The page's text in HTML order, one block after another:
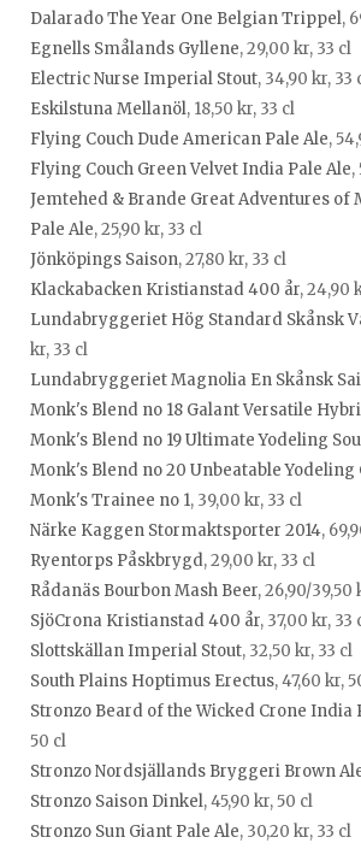
Dalarado The Year One Belgian Trippel,
Egnells Smålands Gyllene, 29,00 kr, 33 cl
Electric Nurse Imperial Stout, 34,90 kr, 33
Eskilstuna Mellanöl, 18,50 kr, 33 cl
Flying Couch Dude American Pale Ale,
Flying Couch Green Velvet India Pale Ale,
Jemtehed & Brande Great Adventures of
Pale Ale, 25,90 kr, 33 cl
Jönköpings Saison, 27,80 kr, 33 cl
Klackabacken Kristianstad 400 år, 24,90
Lundabryggeriet Hög Standard Skånsk
kr, 33 cl
Lundabryggeriet Magnolia En Skånsk
Monk's Blend no 18 Galant Versatile
Monk's Blend no 19 Ultimate Yodeling
Monk's Blend no 20 Unbeatable Yodeling
Monk's Trainee no 1, 39,00 kr, 33 cl
Närke Kaggen Stormaktsporter 2014,
Ryentorps Påskbrygd, 29,00 kr, 33 cl
Rådanäs Bourbon Mash Beer, 26,90/39,50
SjöCrona Kristianstad 400 år, 37,00 kr, 33
Slottskällan Imperial Stout, 32,50 kr, 33 cl
South Plains Hoptimus Erectus, 47,60 kr,
Stronzo Beard of the Wicked Crone India
50 cl
Stronzo Nordsjällands Bryggeri Brown
Stronzo Saison Dinkel, 45,90 kr, 50 cl
Stronzo Sun Giant Pale Ale, 30,20 kr, 33 cl